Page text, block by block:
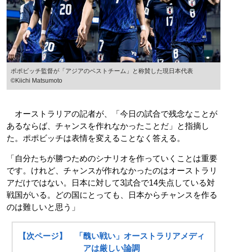
ポポビッチ監督が「アジアのベストチーム」と称賛した現日本代表
©Kiichi Matsumoto
オーストラリアの記者が、「今日の試合で残念なことが
あるならば、チャンスを作れなかったことだ」と指摘し
た。ポポビッチは表情を変えることなく答える。
「自分たちが勝つためのシナリオを作っていくことは重要
です。けれど、チャンスが作れなかったのはオーストラリ
アだけではない。日本に対して3試合で14失点している対
戦国がいる。どの国にとっても、日本からチャンスを作る
のは難しいと思う」
【次ページ】 「醜い戦い」オーストラリアメディ
アは厳しい論調